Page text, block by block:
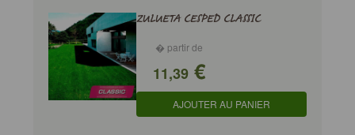
ZULUETA CESPED CLASSIC
� partir de
11,39€
AJOUTER AU PANIER